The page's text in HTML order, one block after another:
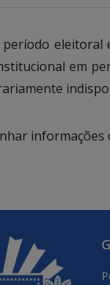
período eleitoral
em
informações